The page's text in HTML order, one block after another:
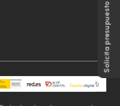
Solicita presupuesto